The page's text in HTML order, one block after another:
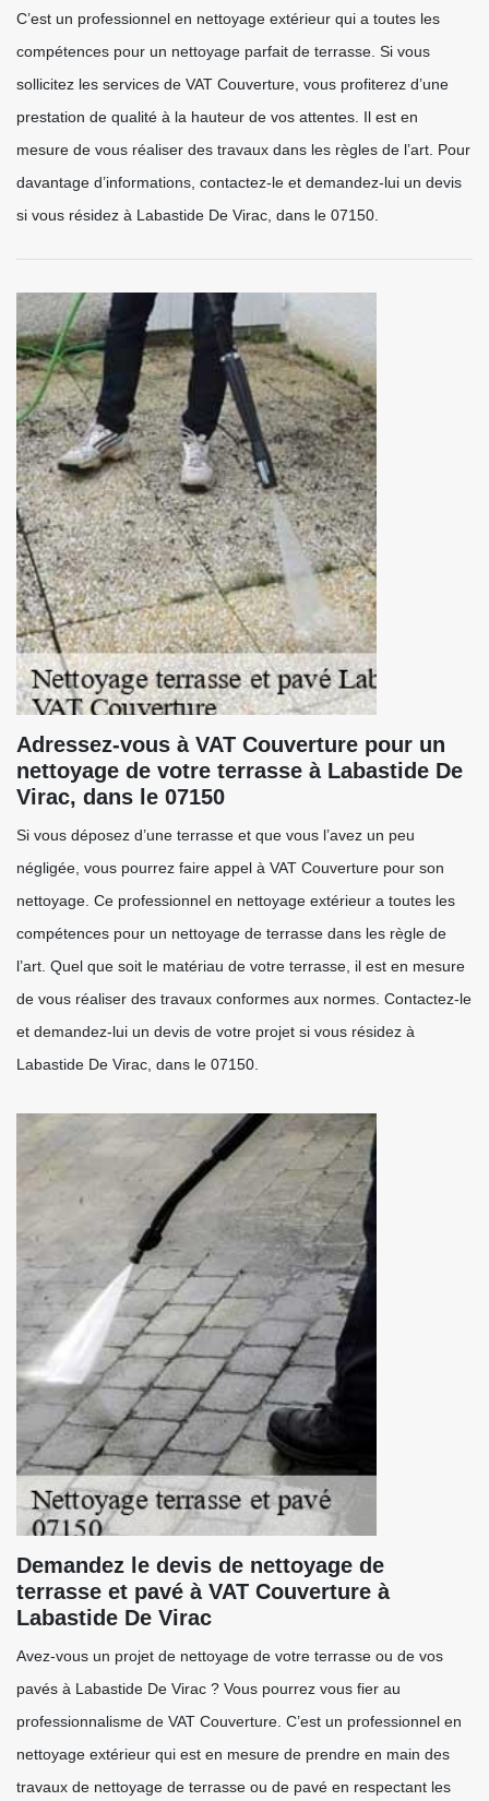
C’est un professionnel en nettoyage extérieur qui a toutes les
compétences pour un nettoyage parfait de terrasse. Si vous
sollicitez les services de VAT Couverture, vous profiterez d’une
prestation de qualité à la hauteur de vos attentes. Il est en
mesure de vous réaliser des travaux dans les règles de l’art. Pour
davantage d’informations, contactez-le et demandez-lui un devis
si vous résidez à Labastide De Virac, dans le 07150.
Adressez-vous à VAT Couverture pour un
nettoyage de votre terrasse à Labastide De
Virac, dans le 07150
Si vous déposez d’une terrasse et que vous l’avez un peu
négligée, vous pourrez faire appel à VAT Couverture pour son
nettoyage. Ce professionnel en nettoyage extérieur a toutes les
compétences pour un nettoyage de terrasse dans les règle de
l’art. Quel que soit le matériau de votre terrasse, il est en mesure
de vous réaliser des travaux conformes aux normes. Contactez-le
et demandez-lui un devis de votre projet si vous résidez à
Labastide De Virac, dans le 07150.
Demandez le devis de nettoyage de
terrasse et pavé à VAT Couverture à
Labastide De Virac
Avez-vous un projet de nettoyage de votre terrasse ou de vos
pavés à Labastide De Virac ? Vous pourrez vous fier au
professionnalisme de VAT Couverture. C’est un professionnel en
nettoyage extérieur qui est en mesure de prendre en main des
travaux de nettoyage de terrasse ou de pavé en respectant les